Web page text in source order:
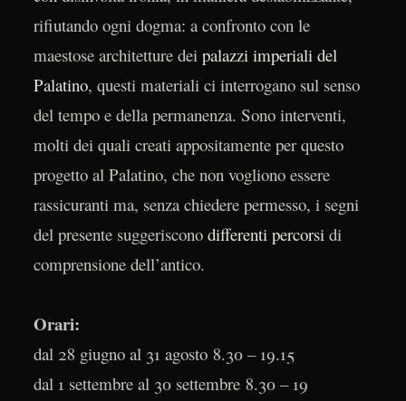
rifiutando ogni dogma: a confronto con le
maestose architetture dei palazzi imperiali del
Palatino, questi materiali ci interrogano sul senso
del tempo e della permanenza. Sono interventi,
molti dei quali creati appositamente per questo
progetto al Palatino, che non vogliono essere
rassicuranti ma, senza chiedere permesso, i segni
del presente suggeriscono differenti percorsidi
comprensione dell’antico.
Orari:
dal 28 giugno al 31 agosto 8.30 – 19.15
dal 1 settembre al 30 settembre 8.30 – 19